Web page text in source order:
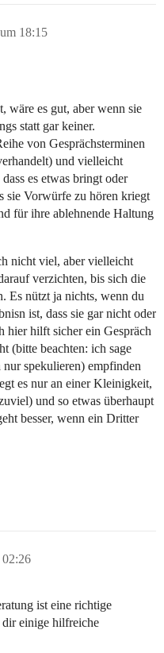
18:15
wäre es gut, aber wenn sie
statt gar keiner.
von Gesprächsterminen
und vielleicht
es etwas bringt oder
sie Vorwürfe zu hören kriegt
für ihre ablehnende Haltung
nicht viel, aber vielleicht
verzichten, bis sich die
Es nützt ja nichts, wenn du
ist, dass sie gar nicht oder
hier hilft sicher ein Gespräch
(bitte beachten: ich sage
spekulieren) empfinden
es nur an einer Kleinigkeit,
und so etwas überhaupt
besser, wenn ein Dritter
ist eine richtige
einige hilfreiche